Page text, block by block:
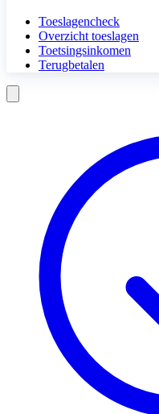
Toeslagencheck
Overzicht toeslagen
Toetsingsinkomen
Terugbetalen